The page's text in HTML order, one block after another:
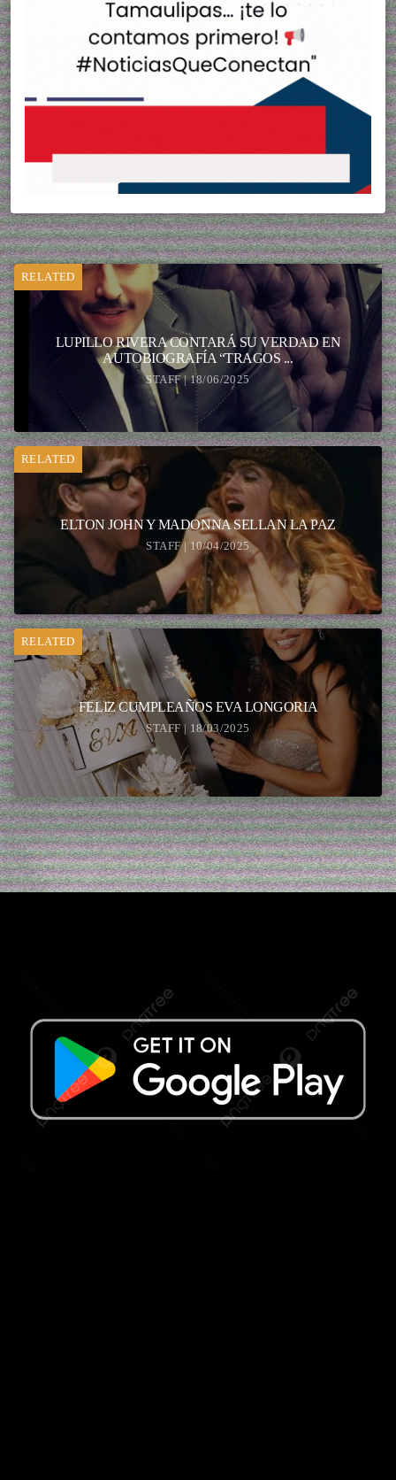
RELATED
LUPILLO RIVERA CONTARÁ SU VERDAD EN
AUTOBIOGRAFÍA “TRAGOS ...
STAFF | 18/06/2025
RELATED
ELTON JOHN Y MADONNA SELLAN LA PAZ
STAFF | 10/04/2025
RELATED
FELIZ CUMPLEAÑOS EVA LONGORIA
STAFF | 18/03/2025